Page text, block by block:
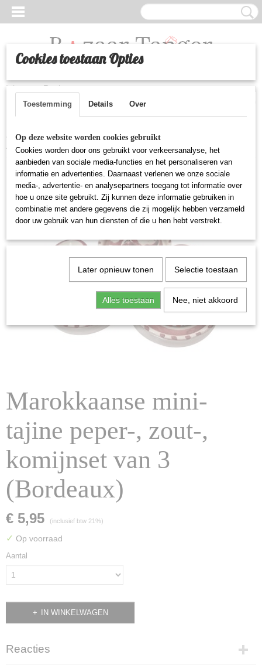
Inloggen Registreren
Home >Huishoudelijke artikelen>Marokkaanse mini-tajine peper-,
zout-, komijnset van 3 (Bordeaux)
Marokkaanse mini-
tajine peper-, zout-,
komijnset van 3
(Bordeaux)
€ 5,95 (inclusief btw 21%)
✓ Op voorraad
Aantal
IN WINKELWAGEN
Reacties
Cookies toestaan Opties
Toestemming Details Over
Op deze website worden cookies gebruikt
Cookies worden door ons gebruikt voor verkeersanalyse, het
aanbieden van sociale media-functies en het personaliseren van
informatie en advertenties. Daarnaast verlenen we onze sociale
media-, advertentie- en analysepartners toegang tot informatie over
hoe u onze site gebruikt. Zij kunnen deze informatie gebruiken in
combinatie met andere gegevens die zij mogelijk hebben verzameld
door uw gebruik van hun diensten of die u hen hebt verstrekt.
Later opnieuw tonen Selectie toestaan
Alles toestaan Nee, niet akkoord